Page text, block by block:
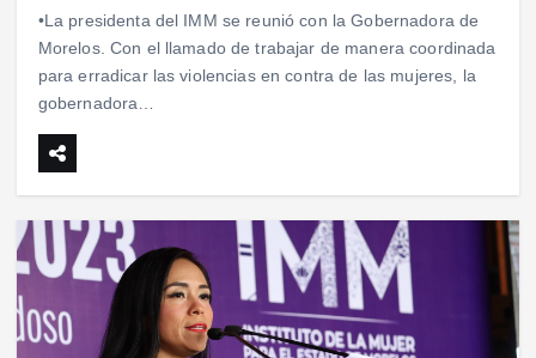
•La presidenta del IMM se reunió con la Gobernadora de
Morelos. Con el llamado de trabajar de manera coordinada
para erradicar las violencias en contra de las mujeres, la
gobernadora…